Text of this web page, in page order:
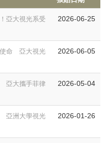
亞大視光系受
2026-06-25
命 亞大視光
2026-06-05
亞大攜手菲律
2026-05-04
亞洲大學視光
2026-01-26